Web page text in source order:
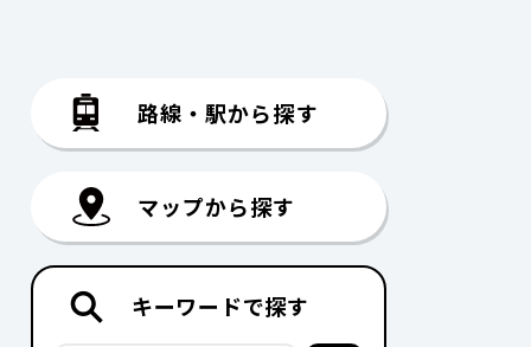
路線・駅から探す
マップから探す
キーワードで探す